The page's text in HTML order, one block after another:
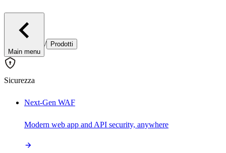
Main menu
/ Prodotti
Sicurezza
Next-Gen WAF
Modern web app and API security, anywhere